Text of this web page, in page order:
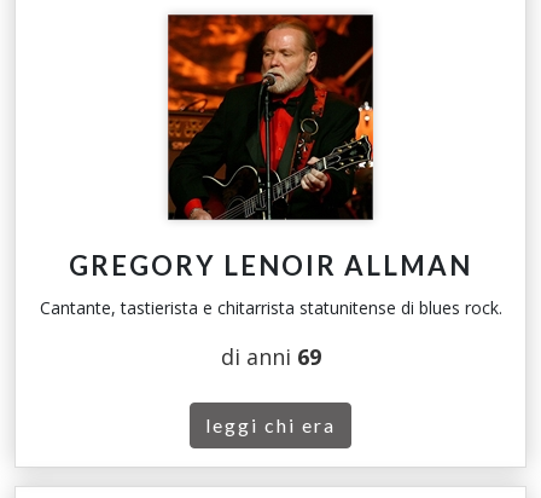
GREGORY LENOIR ALLMAN
Cantante, tastierista e chitarrista statunitense di blues rock.
di anni 69
leggi chi era